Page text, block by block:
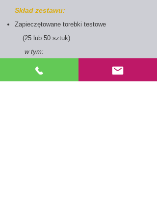
Skład zestawu:
Zapieczętowane torebki testowe
(25 lub 50 sztuk)
w tym:
kaseta testowa